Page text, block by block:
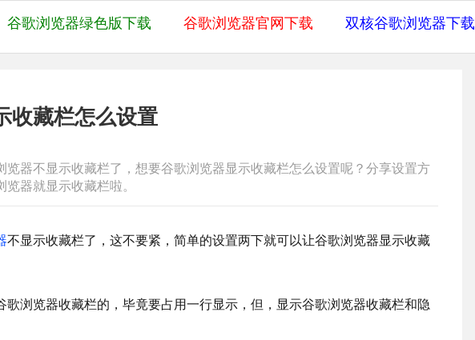
谷歌浏览器绿色版下载 谷歌浏览器官网下载 双核谷歌浏览器下载
收藏栏怎么设置
览器不显示收藏栏了，想要谷歌浏览器显示收藏栏怎么设置呢？分享设置方
器就显示收藏栏啦。
不显示收藏栏了，这不要紧，简单的设置两下就可以让谷歌浏览器显示收藏
歌浏览器收藏栏的，毕竟要占用一行显示，但，显示谷歌浏览器收藏栏和隐